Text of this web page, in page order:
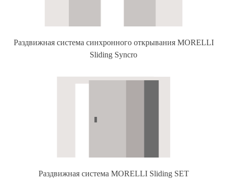
Раздвижная система синхронного открывания MORELLI
Sliding Syncro
Раздвижная система MORELLI Sliding SET